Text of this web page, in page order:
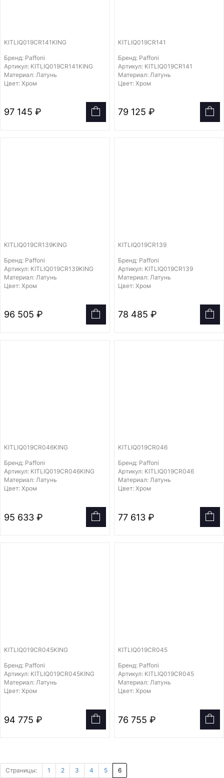
KITLIQ019CR141KING
Бренд: Paffoni
Артикул: KITLIQ019CR141KING
Материал: Латунь
Цвет: Хром
97 145 ₽
KITLIQ019CR141
Бренд: Paffoni
Артикул: KITLIQ019CR141
Материал: Латунь
Цвет: Хром
79 125 ₽
KITLIQ019CR139KING
Бренд: Paffoni
Артикул: KITLIQ019CR139KING
Материал: Латунь
Цвет: Хром
96 505 ₽
KITLIQ019CR139
Бренд: Paffoni
Артикул: KITLIQ019CR139
Материал: Латунь
Цвет: Хром
78 485 ₽
KITLIQ019CR046KING
Бренд: Paffoni
Артикул: KITLIQ019CR046KING
Материал: Латунь
Цвет: Хром
95 633 ₽
KITLIQ019CR046
Бренд: Paffoni
Артикул: KITLIQ019CR046
Материал: Латунь
Цвет: Хром
77 613 ₽
KITLIQ019CR045KING
Бренд: Paffoni
Артикул: KITLIQ019CR045KING
Материал: Латунь
Цвет: Хром
94 775 ₽
KITLIQ019CR045
Бренд: Paffoni
Артикул: KITLIQ019CR045
Материал: Латунь
Цвет: Хром
76 755 ₽
Страницы: 1 2 3 4 5 6